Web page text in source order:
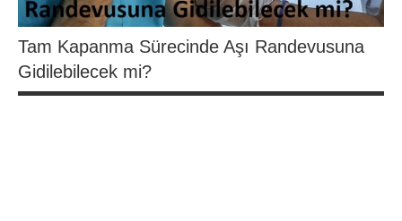
Tam Kapanma Sürecinde Aşı Randevusuna
Gidilebilecek mi?